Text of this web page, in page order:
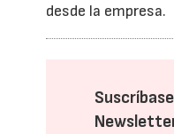
desde la empresa.